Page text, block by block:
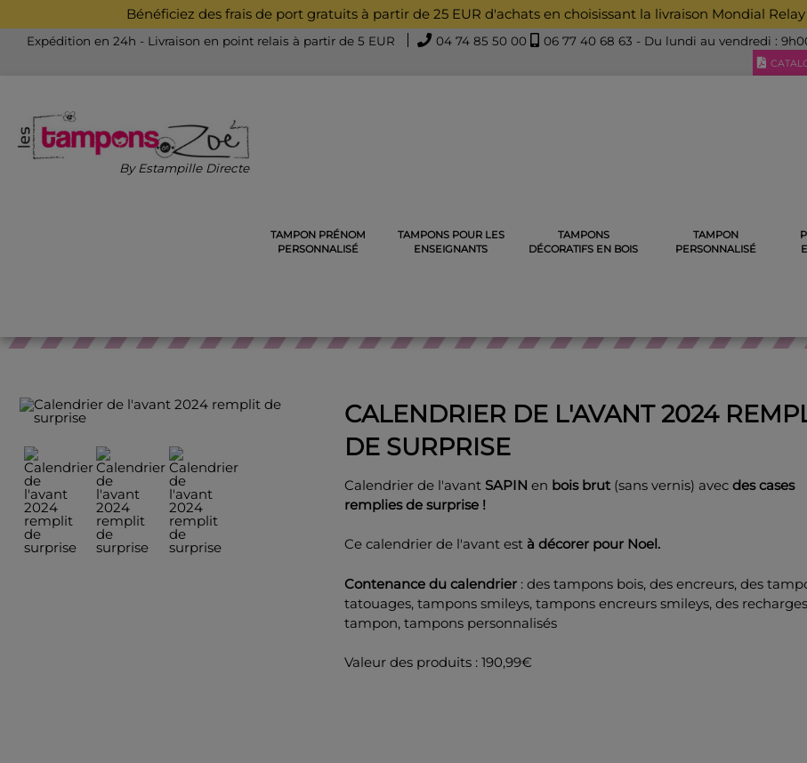
Bénéficiez des frais de port gratuits à partir de 25 EUR d'achats en choisissant la livraison Mondial
Expédition en 24h - Livraison en point relais à partir de 5 EUR 04 74 85 50 00 06 77 40 68 63 - Du lundi au vendredi :
By Estampille Directe
TAMPON PRÉNOM
PERSONNALISÉ
TAMPONS POUR LES
ENSEIGNANTS
TAMPONS
DÉCORATIFS EN BOIS
TAMPON
PERSONNALISÉ
COULEURS, ENCREURS ET ACCESSOIRES ACCESSOIRES CALENDRIER DE L'AVANT 2024 REMPLIT DE
CALENDRIER DE L'AVANT 2024
DE SURPRISE
Calendrier de l'avant SAPIN en bois brut (sans vernis) avec des cases
remplies de surprise !
Ce calendrier de l'avant est à décorer pour Noel.
Contenance du calendrier : des tampons bois, des encreurs, des
tatouages, tampons smileys, tampons encreurs smileys, des
tampon, tampons personnalisés
Valeur des produits : 190,99€